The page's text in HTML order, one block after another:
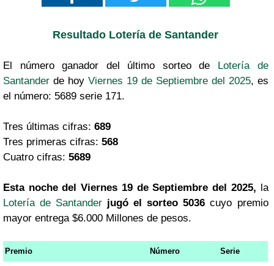
Resultado Lotería de Santander
El número ganador del último sorteo de Lotería de
Santander de hoy Viernes 19 de Septiembre del 2025, es
el número: 5689 serie 171.
Tres últimas cifras: 689
Tres primeras cifras: 568
Cuatro cifras: 5689
Esta noche del Viernes 19 de Septiembre del 2025, la
Lotería de Santander jugó el sorteo 5036 cuyo premio
mayor entrega $6.000 Millones de pesos.
Premio Número Serie